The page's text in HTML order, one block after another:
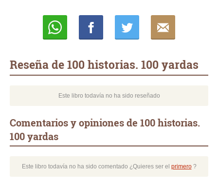
Reseña de 100 historias. 100 yardas
Este libro todavía no ha sido reseñado
Comentarios y opiniones de 100 historias.
100 yardas
Este libro todavía no ha sido comentado ¿Quieres ser el primero?